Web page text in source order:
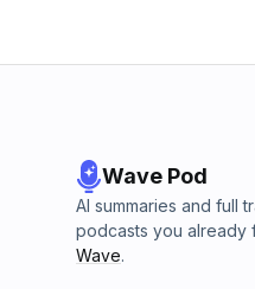
Wave Pod
AI summaries and full
podcasts you already
Wave.